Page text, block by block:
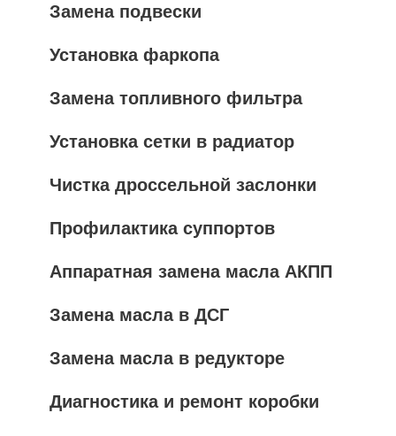
Замена подвески
Установка фаркопа
Замена топливного фильтра
Установка сетки в радиатор
Чистка дроссельной заслонки
Профилактика суппортов
Аппаратная замена масла АКПП
Замена масла в ДСГ
Замена масла в редукторе
Диагностика и ремонт коробки